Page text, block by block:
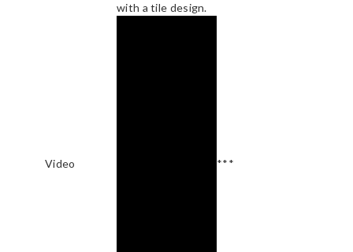
with a tile design.
Video ***